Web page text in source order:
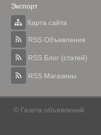
Экспорт
Карта сайта
RSS Объявления
RSS Блог (статей)
RSS Магазины
© Газета объявлений